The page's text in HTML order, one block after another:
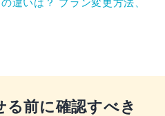
る前に確認すべき